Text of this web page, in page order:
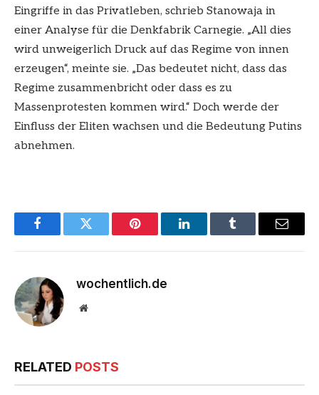
Eingriffe in das Privatleben, schrieb Stanowaja in
einer Analyse für die Denkfabrik Carnegie. „All dies
wird unweigerlich Druck auf das Regime von innen
erzeugen“, meinte sie. „Das bedeutet nicht, dass das
Regime zusammenbricht oder dass es zu
Massenprotesten kommen wird.“ Doch werde der
Einfluss der Eliten wachsen und die Bedeutung Putins
abnehmen.
FacebookTwitter Pinterest LinkedInTumblr Email
wochentlich.de
Website
RELATED POSTS